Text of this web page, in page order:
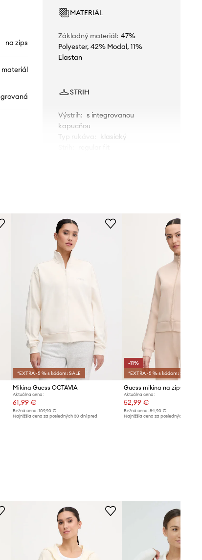
na zips
MATERIÁL
Základný materiál: 47%
Polyester, 42% Modal, 11%
Elastan
STRIH
Výstrih: s integrovanou
kapucňou
Typ rukáva
klasický
Šírka v podpazuší:
Dĺžka rukáva (meraná od
výstrihu)
Väčšia veľkosť
Odporúčame zvoliť si o číslo menšiu
*EXTRA -5 % s kódom: SALE
Mikina Guess OCTAVIA
Aktuálna cena:
61,99 €
Bežná cena:109,90 €
Najnižšia cena za posledných 30 dní pred
-11%
*EXTRA -5 % s kódom: SALE
Aktuálna cena:
52,99 €
Bežná cena: 84,90 €
Najnižšia cena za posledných 30 dní